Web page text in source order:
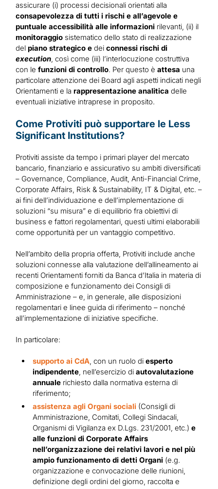
assicurare (i) processi decisionali orientati alla
consapevolezza di tutti i rischi e all’agevole e
puntuale accessibilità alle informazioni rilevanti, (ii) il
monitoraggio sistematico dello stato di realizzazione
del piano strategico e dei connessi rischi di
execution, così come (iii) l’interlocuzione costruttiva
con le funzioni di controllo. Per questo è attesa una
particolare attenzione dei Board agli aspetti indicati negli
Orientamenti e la rappresentazione analitica delle
eventuali iniziative intraprese in proposito.
Come Protiviti può supportare le Less
Significant Institutions?
Protiviti assiste da tempo i primari player del mercato
bancario, finanziario e assicurativo su ambiti diversificati
– Governance, Compliance, Audit, Anti-Financial Crime,
Corporate Affairs, Risk & Sustainability, IT & Digital, etc. –
ai fini dell’individuazione e dell’implementazione di
soluzioni “su misura” e di equilibrio fra obiettivi di
business e fattori regolamentari, questi ultimi elaborabili
come opportunità per un vantaggio competitivo.
Nell’ambito della propria offerta, Protiviti include anche
soluzioni connesse alla valutazione dell’allineamento ai
recenti Orientamenti forniti da Banca d’Italia in materia di
composizione e funzionamento dei Consigli di
Amministrazione – e, in generale, alle disposizioni
regolamentari e linee guida di riferimento – nonché
all’implementazione di iniziative specifiche.
In particolare:
supporto ai CdA, con un ruolo di esperto
indipendente, nell’esercizio di autovalutazione
annuale richiesto dalla normativa esterna di
riferimento;
assistenza agli Organi sociali (Consigli di
Amministrazione, Comitati, Collegi Sindacali,
Organismi di Vigilanza ex D.Lgs. 231/2001, etc.) e
alle funzioni di Corporate Affairs
nell’organizzazione dei relativi lavori e nel più
ampio funzionamento di detti Organi (e.g.
organizzazione e convocazione delle riunioni,
definizione degli ordini del giorno, raccolta e